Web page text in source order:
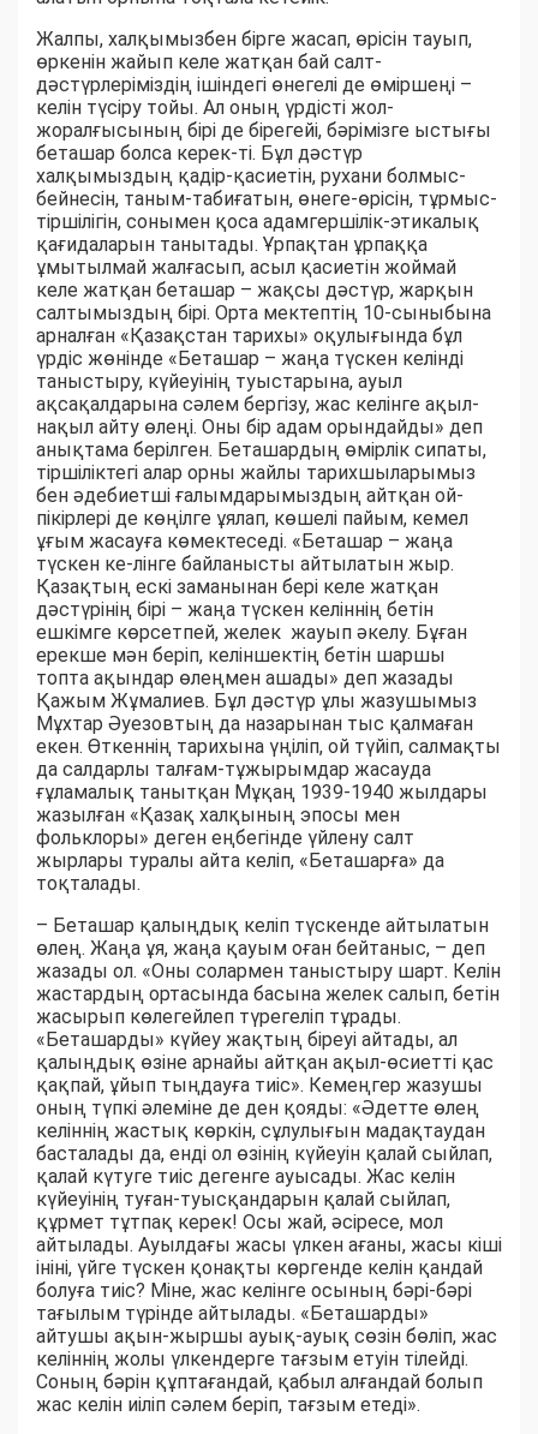
Жалпы, халқымызбен бірге жасап, өрісін тауып,
өркенін жайып келе жатқан бай салт-
дәстүрлеріміздің ішіндегі өнегелі де өміршеңі –
келін түсіру тойы. Ал оның үрдісті жол-
жоралғысының бірі де бірегейі, бәрімізге ыстығы
беташар болса керек-ті. Бұл дәстүр
халқымыздың қадір-қасиетін, рухани болмыс-
бейнесін, таным-табиғатын, өнеге-өрісін, тұрмыс-
тіршілігін, сонымен қоса адамгершілік-этикалық
қағидаларын танытады. Ұрпақтан ұрпаққа
ұмытылмай жалғасып, асыл қасиетін жоймай
келе жатқан беташар – жақсы дәстүр, жарқын
салтымыздың бірі. Орта мектептің 10-сыныбына
арналған «Қазақстан тарихы» оқулығында бұл
үрдіс жөнінде «Беташар – жаңа түскен келінді
таныстыру, күйеуінің туыстарына, ауыл
ақсақалдарына сәлем бергізу, жас келінге ақыл-
нақыл айту өлеңі. Оны бір адам орындайды» деп
анықтама берілген. Беташардың өмірлік сипаты,
тіршіліктегі алар орны жайлы тарихшыларымыз
бен әдебиетші ғалымдарымыздың айтқан ой-
пікірлері де көңілге ұялап, көшелі пайым, кемел
ұғым жасауға көмектеседі. «Беташар – жаңа
түскен ке-лінге байланысты айтылатын жыр.
Қазақтың ескі заманынан бері келе жатқан
дәстүрінің бірі – жаңа түскен келіннің бетін
ешкімге көрсетпей, желек жауып әкелу. Бұған
ерекше мән беріп, келіншектің бетін шаршы
топта ақындар өлеңмен ашады» деп жазады
Қажым Жұмалиев. Бұл дәстүр ұлы жазушымыз
Мұхтар Әуезовтың да назарынан тыс қалмаған
екен. Өткеннің тарихына үңіліп, ой түйіп, салмақты
да салдарлы талғам-тұжырымдар жасауда
ғұламалық танытқан Мұқаң 1939-1940 жылдары
жазылған «Қазақ халқының эпосы мен
фольклоры» деген еңбегінде үйлену салт
жырлары туралы айта келіп, «Беташарға» да
тоқталады.
– Беташар қалыңдық келіп түскенде айтылатын
өлең. Жаңа ұя, жаңа қауым оған бейтаныс, – деп
жазады ол. «Оны солармен таныстыру шарт. Келін
жастардың ортасында басына желек салып, бетін
жасырып көлегейлеп түрегеліп тұрады.
«Беташарды» күйеу жақтың біреуі айтады, ал
қалыңдық өзіне арнайы айтқан ақыл-өсиетті қас
қақпай, ұйып тыңдауға тиіс». Кемеңгер жазушы
оның түпкі әлеміне де ден қояды: «Әдетте өлең
келіннің жастық көркін, сұлулығын мадақтаудан
басталады да, енді ол өзінің күйеуін қалай сыйлап,
қалай күтуге тиіс дегенге ауысады. Жас келін
күйеуінің туған-туысқандарын қалай сыйлап,
құрмет тұтпақ керек! Осы жай, әсіресе, мол
айтылады. Ауылдағы жасы үлкен ағаны, жасы кіші
ініні, үйге түскен қонақты көргенде келін қандай
болуға тиіс? Міне, жас келінге осының бәрі-бәрі
тағылым түрінде айтылады. «Беташарды»
айтушы ақын-жыршы ауық-ауық сөзін бөліп, жас
келіннің жолы үлкендерге тағзым етуін тілейді.
Соның бәрін құптағандай, қабыл алғандай болып
жас келін иіліп сәлем беріп, тағзым етеді».